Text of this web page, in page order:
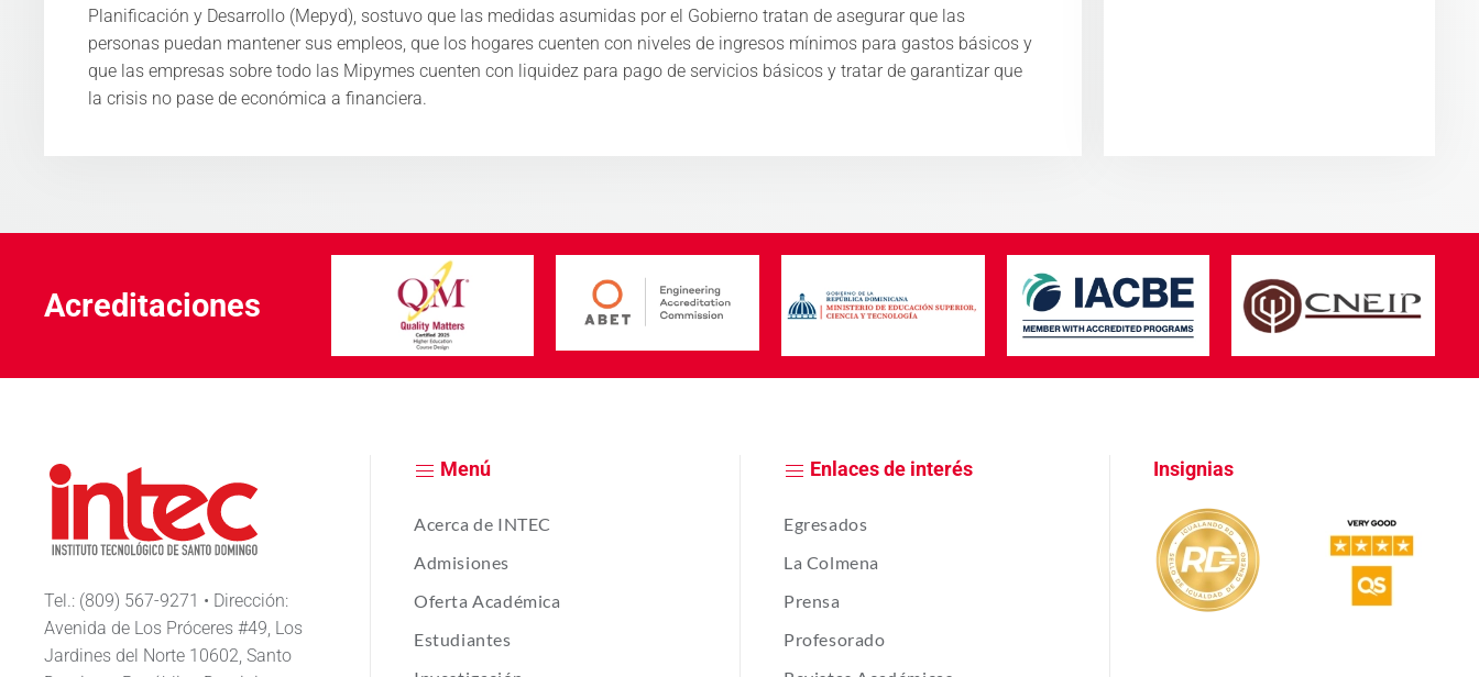
Planificación y Desarrollo (Mepyd), sostuvo que las medidas asumidas por el Gobierno tratan de asegurar que las
personas puedan mantener sus empleos, que los hogares cuenten con niveles de ingresos mínimos para gastos básicos y
que las empresas sobre todo las Mipymes cuenten con liquidez para pago de servicios básicos y tratar de garantizar que
la crisis no pase de económica a financiera. ​
Acreditaciones
Tel.: (809) 567-9271 • Dirección:
Avenida de Los Próceres #49, Los
Jardines del Norte 10602, Santo
Menú
Acerca de INTEC
Admisiones
Oferta Académica
Estudiantes
Enlaces de interés
Egresados
La Colmena
Prensa
Profesorado
Insignias